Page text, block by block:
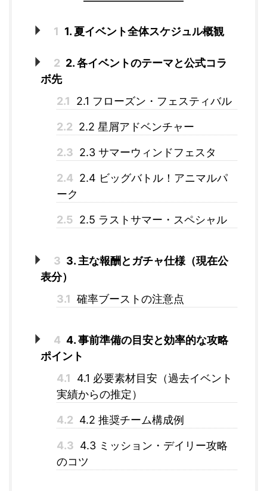
1 1. 夏イベント全体スケジュル概観
2 2. 各イベントのテーマと公式コラ
ボ先
2.1
2.1 フローズン・フェスティバル
2.2 2.2 星屑アドベンチャー
2.3 2.3 サマーウィンドフェスタ
2.4 2.4 ビッグバトル！アニマルパ
ーク
2.5 2.5 ラストサマー・スペシャル
3 3. 主な報酬とガチャ仕様（現在公
表分）
3.1 確率ブーストの注意点
4 4. 事前準備の目安と効率的な攻略
ポイント
4.1
4.1 必要素材目安（過去イベント
実績からの推定）
4.2 4.2 推奨チーム構成例
4.3 4.3 ミッション・デイリー攻略
のコツ